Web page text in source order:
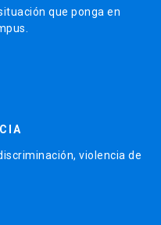
que ponga en
violencia de